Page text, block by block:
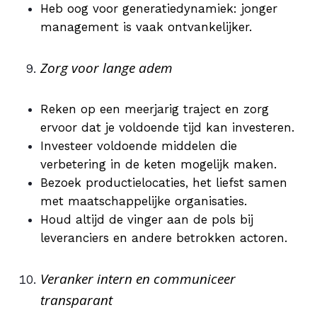
Heb oog voor generatiedynamiek: jonger
management is vaak ontvankelijker.
Zorg voor lange adem
Reken op een meerjarig traject en zorg
ervoor dat je voldoende tijd kan investeren.
Investeer voldoende middelen die
verbetering in de keten mogelijk maken.
Bezoek productielocaties, het liefst samen
met maatschappelijke organisaties.
Houd altijd de vinger aan de pols bij
leveranciers en andere betrokken actoren.
Veranker intern en communiceer
transparant